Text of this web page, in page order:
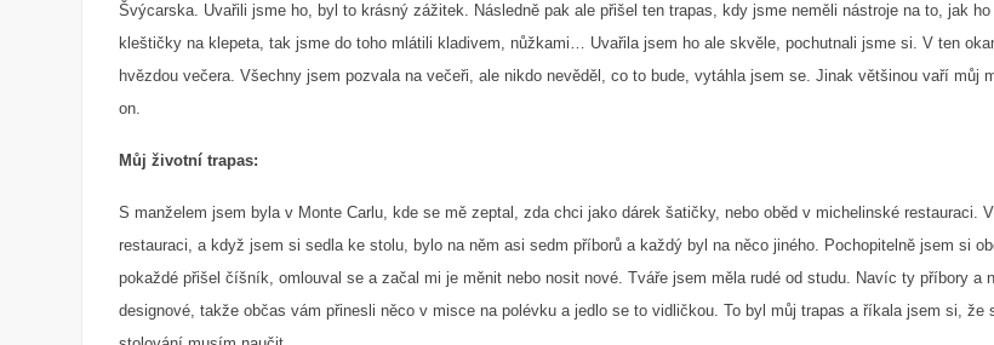
Švýcarska. Uvařili jsme ho, byl to krásný zážitek. Následně pak ale přišel ten trapas, kdy jsme neměli nástroje na to, jak
kleštičky na klepeta, tak jsme do toho mlátili kladivem, nůžkami… Uvařila jsem ho ale skvěle, pochutnali jsme si. V ten
hvězdou večera. Všechny jsem pozvala na večeři, ale nikdo nevěděl, co to bude, vytáhla jsem se. Jinak většinou vaří můj
on.
Můj životní trapas:
S manželem jsem byla v Monte Carlu, kde se mě zeptal, zda chci jako dárek šatičky, nebo oběd v michelinské restauraci.
restauraci, a když jsem si sedla ke stolu, bylo na něm asi sedm příborů a každý byl na něco jiného. Pochopitelně jsem si
pokaždé přišel číšník, omlouval se a začal mi je měnit nebo nosit nové. Tváře jsem měla rudé od studu. Navíc ty příbory a
designové, takže občas vám přinesli něco v misce na polévku a jedlo se to vidličkou. To byl můj trapas a říkala jsem si, že